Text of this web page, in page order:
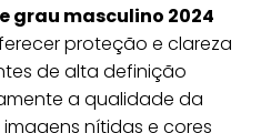
grau masculino 2024
proteção e clareza
de alta definição
a qualidade da
nítidas e cores